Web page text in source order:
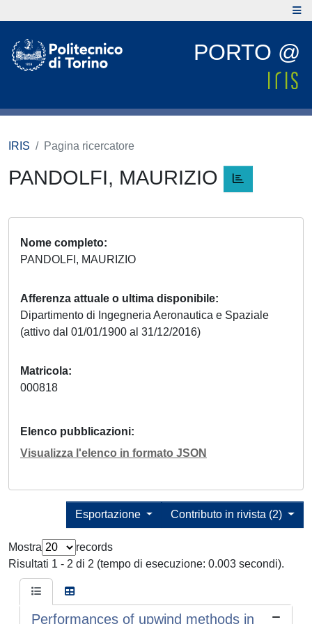
PORTO @
IRIS Pagina ricercatore
PANDOLFI, MAURIZIO
Nome completo
PANDOLFI, MAURIZIO
Afferenza attuale o ultima disponibile
Dipartimento di Ingegneria Aeronautica e Spaziale
(attivo dal 01/01/1900 al 31/12/2016)
Matricola
000818
Elenco pubblicazioni
Visualizza l'elenco in formato JSON
Contributo in rivista (2)
Esportazione
Mostra
records
Risultati 1 - 2 di 2 (tempo di esecuzione: 0.003 secondi).
Performances of upwind methods in